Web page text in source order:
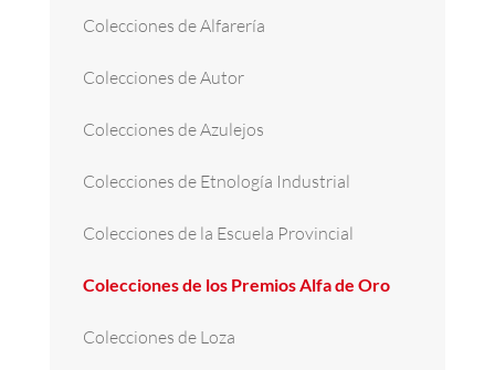
Colecciones de Alfarería
Colecciones de Autor
Colecciones de Azulejos
Colecciones de Etnología Industrial
Colecciones de la Escuela Provincial
Colecciones de los Premios Alfa de Oro
Colecciones de Loza